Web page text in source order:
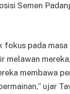
Semen
pada masa
melawan
membawa
ujar